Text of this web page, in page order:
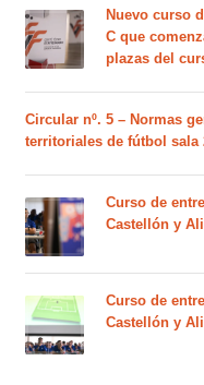
Nuevo curso
C que
plazas del
Circular nº. 5 – Normas
territoriales de fútbol sala
Curso de
Castellón y
Curso de
Castellón y